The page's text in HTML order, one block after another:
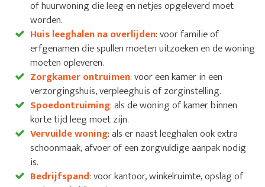
of huurwoning die leeg en netjes opgeleverd moet
worden.
Huis leeghalen na overlijden: voor familie of
erfgenamen die spullen moeten uitzoeken en de woning
moeten opleveren.
Zorgkamer ontruimen: voor een kamer in een
verzorgingshuis, verpleeghuis of zorginstelling.
Spoedontruiming: als de woning of kamer binnen
korte tijd leeg moet zijn.
Vervuilde woning: als er naast leeghalen ook extra
schoonmaak, afvoer of een zorgvuldige aanpak nodig
is.
Bedrijfspand: voor kantoor, winkelruimte, opslag of